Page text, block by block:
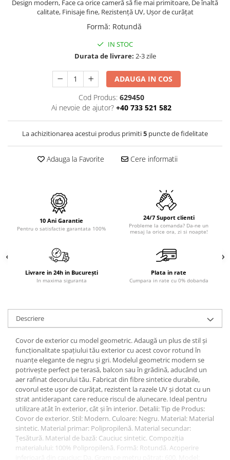
QUADRIX
SETURI CHIUVETA DE BUCATARIE SI
SITE / COSURI INOX
STRICTO
Electrocasnice pentru bucătărie
Mixere și blendere
Design modern, Face ca orice cameră să fie mai primitoare, De înaltă
calitate, Finisaje fine, Rezistență UV, Ușor de curățat
Formă: Rotundă
IN STOC
Durata de livrare: 2-3 zile
ADAUGA IN COS
Cod Produs: 629450
Ai nevoie de ajutor? +40 733 521 582
La achizitionarea acestui produs primiti5 puncte de fidelitate
Adauga la Favorite Cere informatii
10 Ani Garantie
Pentru o satisfactie garantata 100%
24/7 Suport clienti
Probleme la comanda? Da-ne un
mesaj la orice ora, zi si noapte!
Livrare in 24h in București
In maxima siguranta
Plata in rate
Cumpara in rate cu 0% dobanda
Descriere
Covor de exterior cu model geometric. Adaugă un plus de stil și
funcționalitate spațiului tău exterior cu acest covor rotund în
nuanțe elegante de negru și gri. Modelul geometric modern se
potrivește perfect pe terasă, balcon sau în grădină, aducând un
aer rafinat decorului tău. Fabricat din fibre sintetice durabile,
covorul este ușor de curățat, rezistent la razele UV și dotat cu un
strat antiderapant care reduce riscul de alunecare. Ideal pentru
utilizare atât în exterior, cât și în interior. Detalii: Tip de Produs:
Covor de exterior. Stil: Modern. Culoare: Negru. Material: Material
sintetic. Material primar: Polipropilenă. Material secundar:
Țesătură. Material de bază: Cauciuc sintetic. Compoziția
materialului: 100% Polipropilenă. Formă: Rotundă. Acoperire